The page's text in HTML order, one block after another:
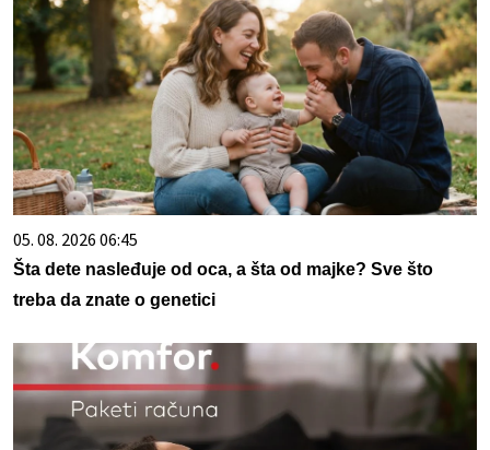
05. 08. 2026 06:45
Šta dete nasleđuje od oca, a šta od majke? Sve što
treba da znate o genetici